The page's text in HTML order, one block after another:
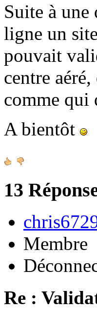
Suite à une
ligne un
pouvait
centre
comme qui
A bientôt
13
Membre
Re :